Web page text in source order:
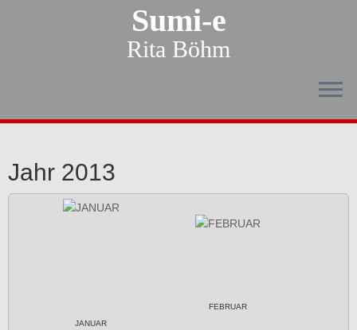
Sumi-e
Rita Böhm
Jahr 2013
JANUAR
FEBRUAR